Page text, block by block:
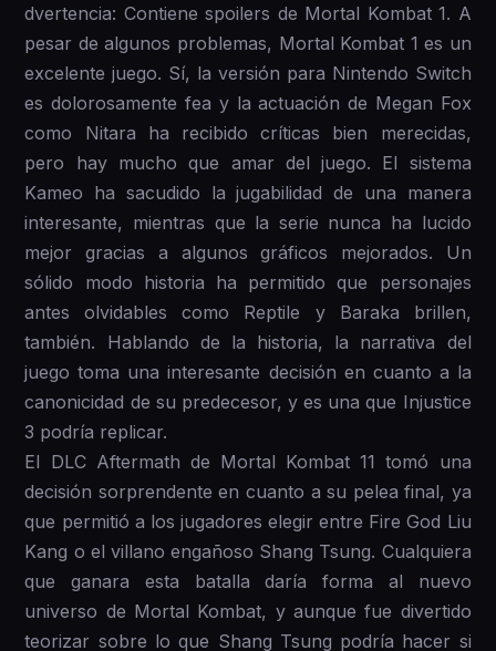
dvertencia: Contiene spoilers de Mortal Kombat 1. A
pesar de algunos problemas, Mortal Kombat 1 es un
excelente juego. Sí, la versión para Nintendo Switch
es dolorosamente fea y la actuación de Megan Fox
como Nitara ha recibido críticas bien merecidas,
pero hay mucho que amar del juego. El sistema
Kameo ha sacudido la jugabilidad de una manera
interesante, mientras que la serie nunca ha lucido
mejor gracias a algunos gráficos mejorados. Un
sólido modo historia ha permitido que personajes
antes olvidables como Reptile y Baraka brillen,
también. Hablando de la historia, la narrativa del
juego toma una interesante decisión en cuanto a la
canonicidad de su predecesor, y es una que Injustice
3 podría replicar.
El DLC Aftermath de Mortal Kombat 11 tomó una
decisión sorprendente en cuanto a su pelea final, ya
que permitió a los jugadores elegir entre Fire God Liu
Kang o el villano engañoso Shang Tsung. Cualquiera
que ganara esta batalla daría forma al nuevo
universo de Mortal Kombat, y aunque fue divertido
teorizar sobre lo que Shang Tsung podría hacer si